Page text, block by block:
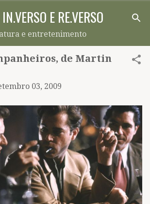
para o conteúdo principal
E RE.VERSO
e entretenimento
de Martin
03, 2009